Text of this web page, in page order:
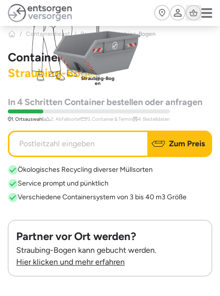
Zum Hauptinhalt springen
Cart
/ Containerdienst / Bayern > Straubing-Bogen
Containerdienst
Straubing-Bogen
Straubing-Bog
en
In 4 Schritten Container bestellen oder anfragen
1. Ortsauswahl 2. Abfallsorte 3. Container & Termin 4. Bestelldaten
Zum Preis
Ökologisches Recycling diverser Müllsorten
Service prompt und pünktlich
Verschiedene Containersystem von 3 bis 40 m3 Größe
Partner vor Ort werden?
Straubing-Bogen kann gebucht werden.
Hier klicken und mehr erfahren